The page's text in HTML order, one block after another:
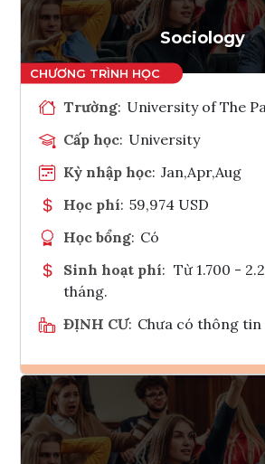
Tham vấn
Sociology
Trường: University of The
Cấp học: University
Kỳ nhập học: Jan,Apr,Aug
Học phí: 59,974 USD
Học bổng: Có
Sinh hoạt phí: Từ 1.700 -
tháng.
ĐỊNH CƯ: Chưa có thông tin
Ghi danh
Tham vấn